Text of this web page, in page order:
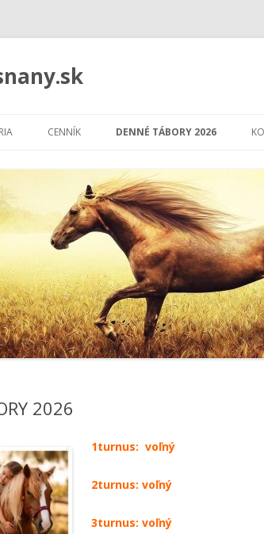
CENNÍK DENNÉ TÁBORY 2026
2026
1turnus: voľný
2turnus: voľný
3turnus: voľný